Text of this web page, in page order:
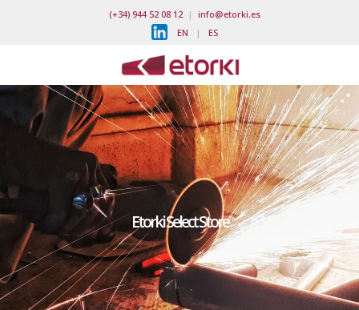
(+34) 944 52 08 12| info@etorki.es
EN | ES
Etorki Select Store